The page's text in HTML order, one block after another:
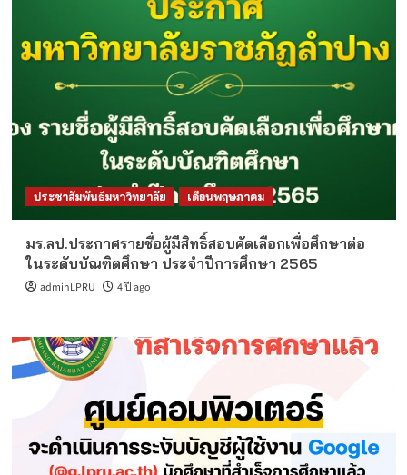
ประชาสัมพันธ์มหาวิทยาลัย เดือนพฤษภาคม
มร.ลป.ประกาศรายชื่อผู้มีสิทธิ์สอบคัดเลือกเพื่อศึกษาต่อ
ในระดับบัณฑิตศึกษา ประจำปีการศึกษา 2565
adminLPRU 4 ปี ago